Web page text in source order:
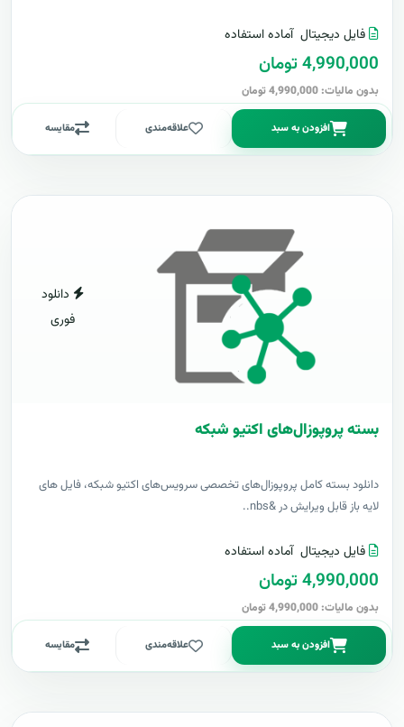
فایل دیجیتال آماده استفاده
4,990,000 تومان
بدون مالیات: 4,990,000 تومان
افزودن به سبد علاقه‌مندی مقایسه
دانلود
فوری
بسته پروپوزال‌های اکتیو شبکه
دانلود بسته کامل پروپوزال‌های تخصصی سرویس‌های اکتیو شبکه، فایل های
لایه باز قابل ویرایش در &nbs..
فایل دیجیتال آماده استفاده
4,990,000 تومان
بدون مالیات: 4,990,000 تومان
افزودن به سبد علاقه‌مندی مقایسه